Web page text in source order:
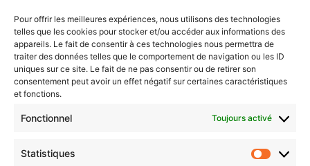
Pour offrir les meilleures expériences, nous utilisons des technologies
telles que les cookies pour stocker et/ou accéder aux informations des
appareils. Le fait de consentir à ces technologies nous permettra de
traiter des données telles que le comportement de navigation ou les ID
uniques sur ce site. Le fait de ne pas consentir ou de retirer son
consentement peut avoir un effet négatif sur certaines caractéristiques
et fonctions.
Fonctionnel Toujours activé
Statistiques
Agenda Grand Est
Agenda Moselle Est
Luxembourg & frontaliers
Thionville & Moselle Nord